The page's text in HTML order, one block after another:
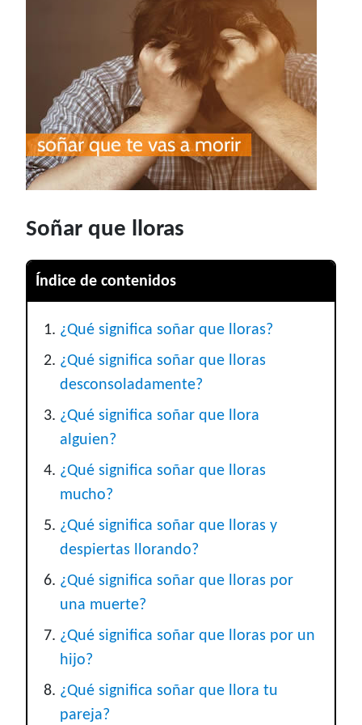
Soñar que lloras
Índice de contenidos
¿Qué significa soñar que lloras?
¿Qué significa soñar que lloras
desconsoladamente?
¿Qué significa soñar que llora
alguien?
¿Qué significa soñar que lloras
mucho?
¿Qué significa soñar que lloras y
despiertas llorando?
¿Qué significa soñar que lloras por
una muerte?
¿Qué significa soñar que lloras por un
hijo?
¿Qué significa soñar que llora tu
pareja?